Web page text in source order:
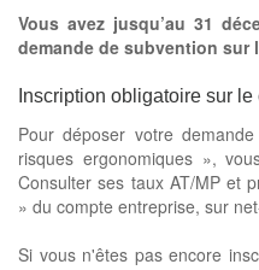
Vous avez jusqu’au 31
demande de subvention sur
Inscription obligatoire sur
Pour déposer votre
risques ergonomiques »,
Consulter ses taux AT/MP et
» du compte entreprise, sur
Si vous n'êtes pas encore